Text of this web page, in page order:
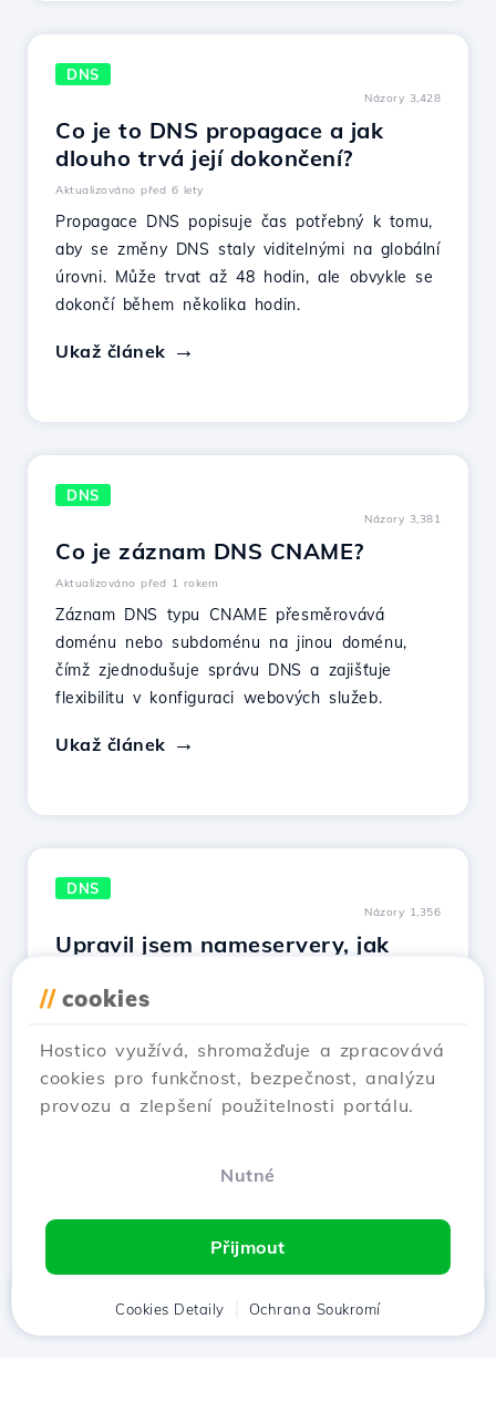
DNS
Názory 3,428
Co je to DNS propagace a jak
dlouho trvá její dokončení?
Aktualizováno před 6 lety
Propagace DNS popisuje čas potřebný k tomu,
aby se změny DNS staly viditelnými na globální
úrovni. Může trvat až 48 hodin, ale obvykle se
dokončí během několika hodin.
Ukaž článek
DNS
Názory 3,381
Co je záznam DNS CNAME?
Aktualizováno před 1 rokem
Záznam DNS typu CNAME přesměrovává
doménu nebo subdoménu na jinou doménu,
čímž zjednodušuje správu DNS a zajišťuje
flexibilitu v konfiguraci webových služeb.
Ukaž článek
DNS
Názory 1,356
Upravil jsem nameservery, jak
stránka online?
Propagace nameserverů může být nepříjemná
záležitost, pokud je vyžadována okamžitá
viditelnost webu online.
// cookies
Hostico využívá, shromažďuje a zpracovává
cookies pro funkčnost, bezpečnost, analýzu
provozu a zlepšení použitelnosti portálu.
Nutné
Přijmout
Cookies Detaily Ochrana Soukromí
Klient Košík Chat